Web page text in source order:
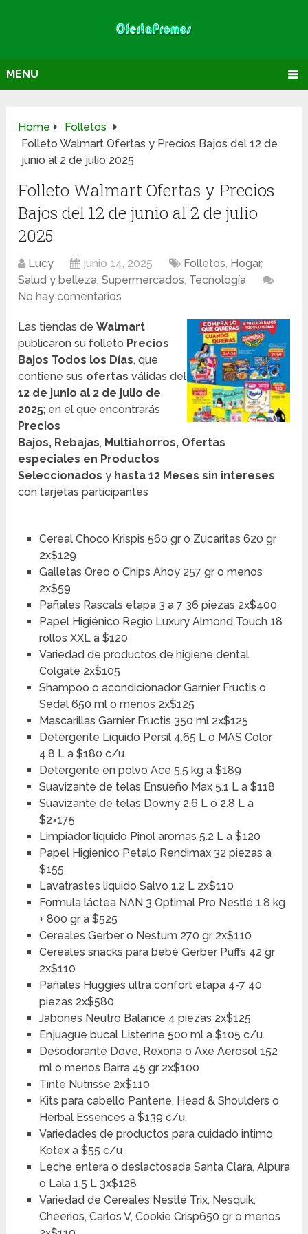
MENU
Home
Folletos
Folleto Walmart Ofertas y Precios Bajos del 12 de
junio al 2 de julio 2025
Folleto Walmart Ofertas y Precios
Bajos del 12 de junio al 2 de julio
2025
Lucy junio 14, 2025 Folletos, Hogar,
Salud y belleza,Supermercados, Tecnología
No hay comentarios
Las tiendas deWalmart
publicaron su folleto Precios
Bajos Todos los Días, que
contiene sus ofertas válidas del
12 de junio al 2 de julio de
2025; en el que encontrarás
Precios
Bajos, Rebajas, Multiahorros, Ofertas
especiales en Productos
Seleccionados y hasta 12 Meses sin intereses
con tarjetas participantes
Cereal Choco Krispis 560 gr o Zucaritas 620 gr
2x$129
Galletas Oreo o Chips Ahoy 257 gr o menos
2x$59
Pañales Rascals etapa 3 a 7 36 piezas 2x$400
Papel Higiénico Regio Luxury Almond Touch 18
rollos XXL a $120
Variedad de productos de higiene dental
Colgate 2x$105
Shampoo o acondicionador Garnier Fructis o
Sedal 650 ml o menos 2x$125
Mascarillas Garnier Fructis 350 ml 2x$125
Detergente Liquido Persil 4.65 L o MAS Color
4.8 L a $180 c/u.
Detergente en polvo Ace 5.5 kg a $189
Suavizante de telas Ensueño Max 5.1 L a $118
Suavizante de telas Downy 2.6 L o 2.8 L a
$2×175
Limpiador líquido Pinol aromas 5.2 L a $120
Papel Higienico Petalo Rendimax 32 piezas a
$155
Lavatrastes liquido Salvo 1.2 L 2x$110
Formula láctea NAN 3 Optimal Pro Nestlé 1.8 kg
+ 800 gr a $525
Cereales Gerber o Nestum 270 gr 2x$110
Cereales snacks para bebé Gerber Puffs 42 gr
2x$110
Pañales Huggies ultra confort etapa 4-7 40
piezas 2x$580
Jabones Neutro Balance 4 piezas 2x$125
Enjuague bucal Listerine 500 ml a $105 c/u.
Desodorante Dove, Rexona o Axe Aerosol 152
ml o menos Barra 45 gr 2x$100
Tinte Nutrisse 2x$110
Kits para cabello Pantene, Head & Shoulders o
Herbal Essences a $139 c/u.
Variedades de productos para cuidado intimo
Kotex a $55 c/u
Leche entera o deslactosada Santa Clara, Alpura
o Lala 1.5 L 3x$128
Variedad de Cereales Nestlé Trix, Nesquik,
Cheerios, Carlos V, Cookie Crisp650 gr o menos